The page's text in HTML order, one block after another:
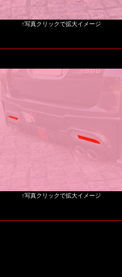
↑写真クリックで拡大イメージ
↑写真クリックで拡大イメージ